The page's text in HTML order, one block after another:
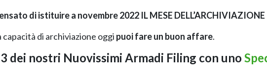
di istituire a novembre 2022 IL MESE DELL’ARCHIVIAZIONE
capacità di archiviazione oggi puoi fare un buon affare.
dei nostri Nuovissimi Armadi Filing con uno